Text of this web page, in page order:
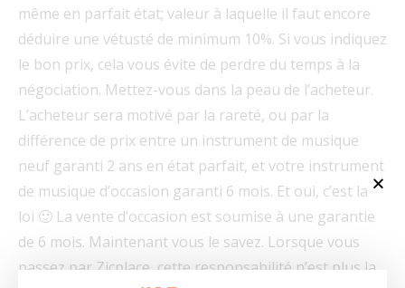
même en parfait état; valeur à laquelle il faut encore
déduire une vétusté de minimum 10%. Si vous indiquez
le bon prix, cela vous évite de perdre du temps à la
négociation. Mettez-vous dans la peau de l’acheteur.
L’acheteur sera motivé par la rareté, ou par la
différence de prix entre un instrument de musique
neuf garanti 2 ans en état parfait, et votre instrument
de musique d’occasion garanti 6 mois. Et oui, c’est la
loi 🙂 La vente d’occasion est soumise à une garantie
de 6 mois. Maintenant vous le savez. Lorsque vous
passez par Zicplace, cette responsabilité n’est plus la